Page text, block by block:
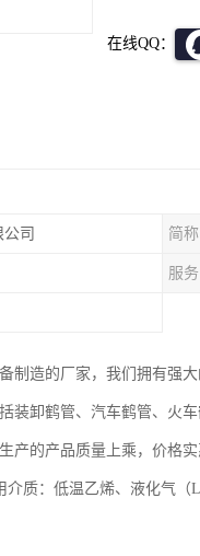
在线QQ：
司 简称
服务
制造的厂家，我们拥有强
装卸鹤管、汽车鹤管、火
产的产品质量上乘，价格
质：低温乙烯、液化气